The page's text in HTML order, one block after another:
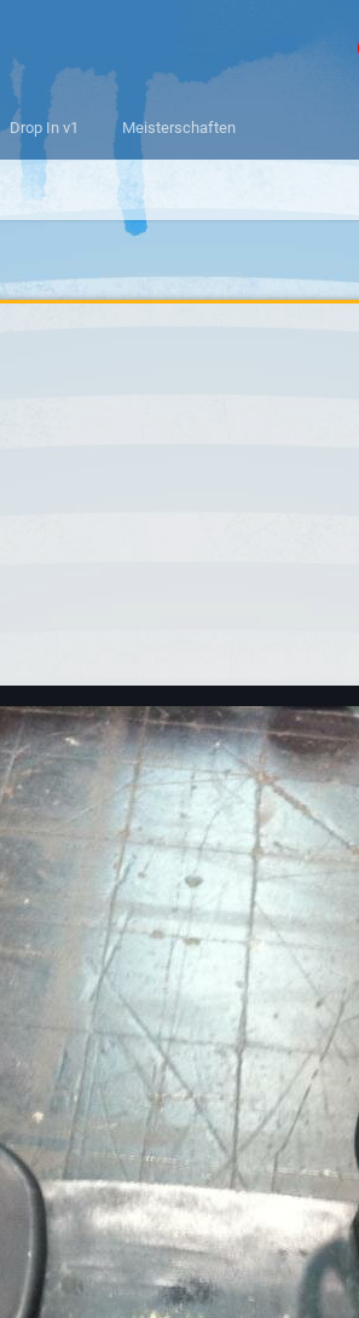
Drop In v1 Meisterschaften